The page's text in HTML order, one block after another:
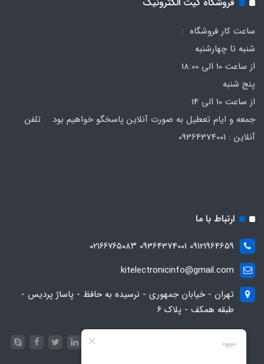
ساعت کار فروشگاه :
شنبه تا چهارشنبه
از ساعت 10 الی 18:00
پنج شنبه
از ساعت 10 الی 14
جمعه و ایام تعطیل به صورت آنلاین پاسخگو خواهیم بود تلفن
ارتباط با ما
09121964659 09364374001 ۰۲۱۶۶۷۶۵۰۸۳
kitelectronicinfo@gmail.com
تهران - خیابان جمهوری - نرسیده به حافظ - پاساژ پردیس -
طبقه همکف - پلاک ۶